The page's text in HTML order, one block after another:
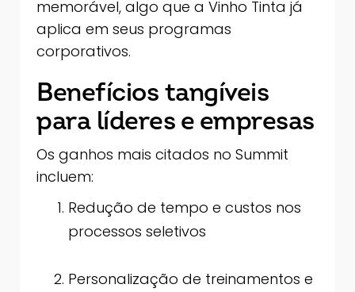
memorável, algo que a Vinho Tinta já
aplica em seus programas
corporativos.
Benefícios tangíveis
para líderes e empresas
Os ganhos mais citados no Summit
incluem:
Redução de tempo e custos nos
processos seletivos
Personalização de treinamentos e